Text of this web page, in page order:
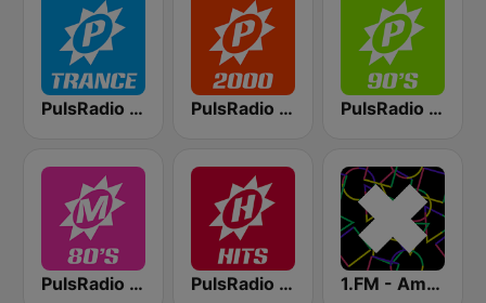
PulsRadio Trance PulsRadio 2000 PulsRadio 90's
PulsRadio 80's PulsRadio Hits 1.FM - Amsterdam Trance